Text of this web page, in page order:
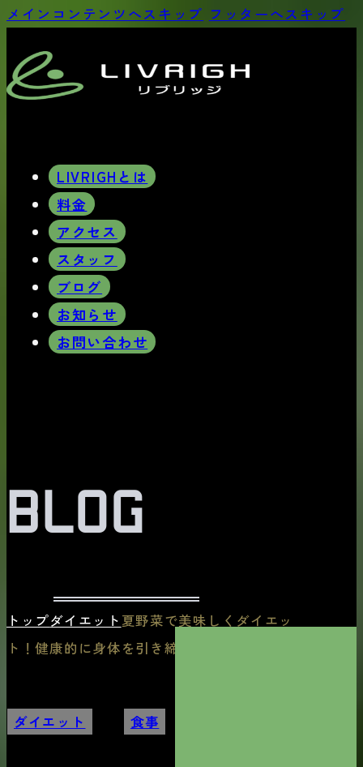
メインコンテンツへスキップ フッターへスキップ
LIVRIGHとは
料金
アクセス
スタッフ
ブログ
お知らせ
お問い合わせ
BLOG
トップダイエット 夏野菜で美味しくダイエッ
ト！健康的に身体を引き締めよう
ダイエット 食事